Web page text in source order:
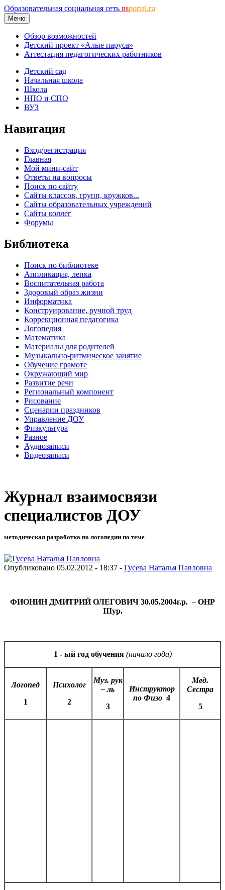
Образовательная социальная сеть nsportal.ru
Меню
Обзор возможностей
Детский проект «Алые паруса»
Аттестация педагогических работников
Детский сад
Начальная школа
Школа
НПО и СПО
ВУЗ
Навигация
Вход/регистрация
Главная
Мой мини-сайт
Ответы на вопросы
Поиск по сайту
Сайты классов, групп, кружков...
Сайты образовательных учреждений
Сайты коллег
Форумы
Библиотека
Поиск по библиотеке
Аппликация, лепка
Воспитательная работа
Здоровый образ жизни
Информатика
Конструирование, ручной труд
Коррекционная педагогика
Логопедия
Математика
Материалы для родителей
Музыкально-ритмическое занятие
Обучение грамоте
Окружающий мир
Развитие речи
Региональный компонент
Рисование
Сценарии праздников
Управление ДОУ
Физкультура
Разное
Аудиозаписи
Видеозаписи
Журнал взаимосвязи
специалистов ДОУ
методическая разработка по логопедии по теме
Опубликовано 05.02.2012 - 18:37 - Гусева Наталья Павловна
ФИОНИН ДМИТРИЙ ОЛЕГОВИЧ 30.05.2004г.р. – ОНР
IIIур.
1 - ый год обучения (начало года)
Логопед
1
Психолог
2
Муз. рук
– ль
3
Инструктор
по Физо 4
Мед.
Сестра
5